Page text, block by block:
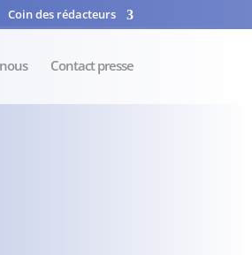
Coin des rédacteurs
Contact presse